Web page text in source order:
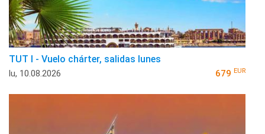
TUT I - Vuelo chárter, salidas lunes
lu, 10.08.2026 679 EUR